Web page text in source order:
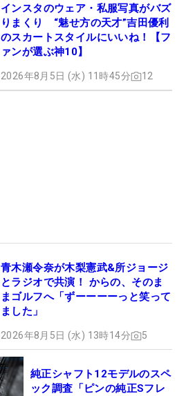
インスタのウェア・私服写真がバズ
りまくり “魅せ方の天才”吉田優利
のスカートスタイルにいいね！【フ
ァンが選ぶ神10】
2026年8月5日 (水) 11時45分 12
青木瀬令奈が木梨憲武&所ジョージ
とラジオで共演！ からの、そのま
まゴルフへ「ずーーーーっと笑って
ました」
2026年8月5日 (水) 13時14分 5
純正シャフト12モデルのスペ
ック調査「ピンの純正Sフレ